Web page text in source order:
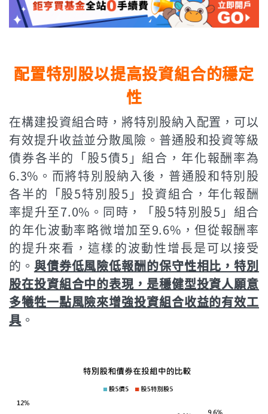
配置特別股以提高投資組合的穩定
性
在構建投資組合時，將特別股納入配置，可以
有效提升收益並分散風險。普通股和投資等級
債券各半的「股5債5」組合，年化報酬率為
6.3%。而將特別股納入後，普通股和特別股
各半的「股5特別股5」投資組合，年化報酬
率提升至7.0%。同時，「股5特別股5」組合
的年化波動率略微增加至9.6%，但從報酬率
的提升來看，這樣的波動性增長是可以接受
的。 與債券低風險低報酬的保守性相比，特別
股在投資組合中的表現，是穩健型投資人願意
多犧牲一點風險來增強投資組合收益的有效工
具 。